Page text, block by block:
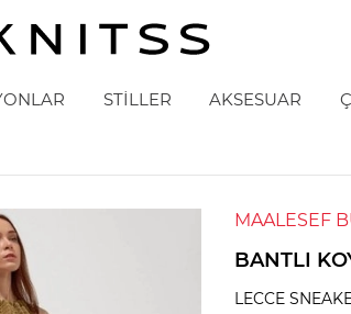
STİLLER AKSESUAR
MAALESEF
BANTLI
LECCE